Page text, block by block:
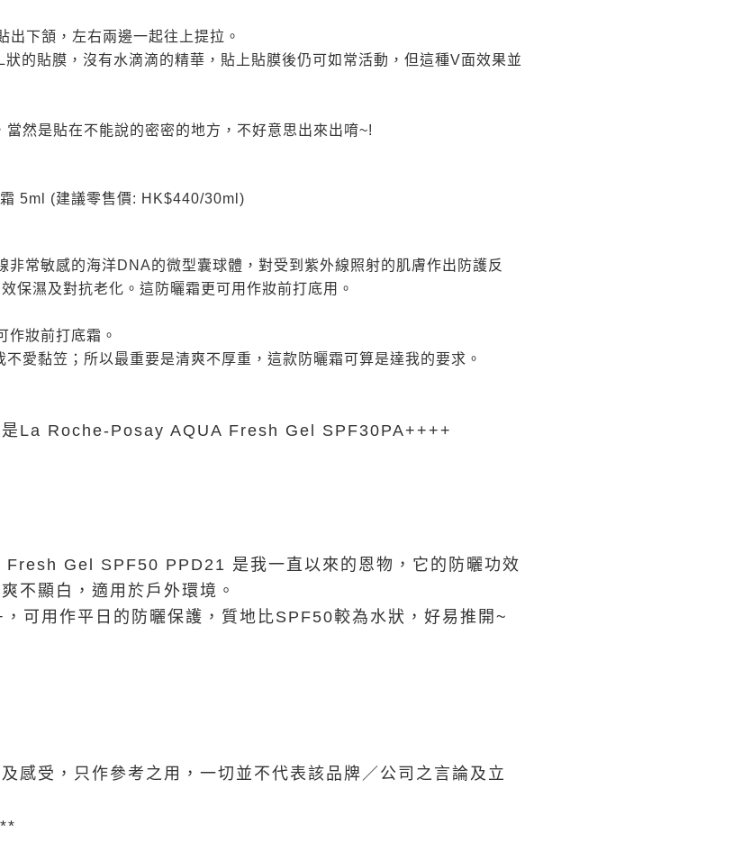
下頷，左右兩邊一起往上提拉。
的貼膜，沒有水滴滴的精華，貼上貼膜後仍可如常活動，但這種V面效果並
然是貼在不能說的密密的地方，不好意思出來出唷~!
5ml (建議零售價: HK$440/30ml)
非常敏感的海洋DNA的微型囊球體，對受到紫外線照射的肌膚作出防護反
保濕及對抗老化。這防曬霜更可用作妝前打底用。
作妝前打底霜。
愛黏笠；所以最重要是清爽不厚重，這款防曬霜可算是達我的要求。
是La Roche-Posay AQUA Fresh Gel SPF30PA++++
Gel SPF50 PPD21 是我一直以來的恩物，它的防曬功效
不顯白，適用於戶外環境。
可用作平日的防曬保護，質地比SPF50較為水狀，好易推開~
感受，只作參考之用，一切並不代表該品牌／公司之言論及立